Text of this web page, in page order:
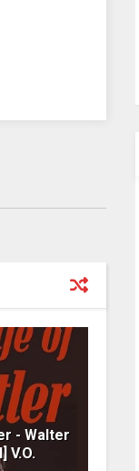
- Walter
V.O.